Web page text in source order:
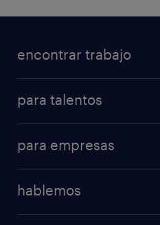
encontrar trabajo
para talentos
para empresas
hablemos